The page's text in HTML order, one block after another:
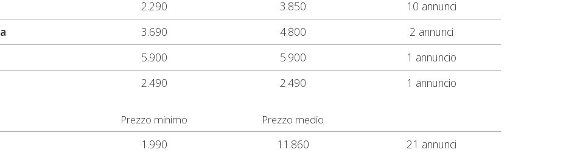
2.290 3.850
10 annunci
3.690 4.800
2 annunci
5.900 5.900
1 annuncio
2.490 2.490 1 annuncio
Prezzo minimo Prezzo medio
1.990 11.860
21 annunci